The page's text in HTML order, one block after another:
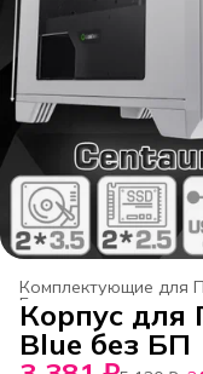
Комплектующие для
Главная
Корпус
Blue без БП